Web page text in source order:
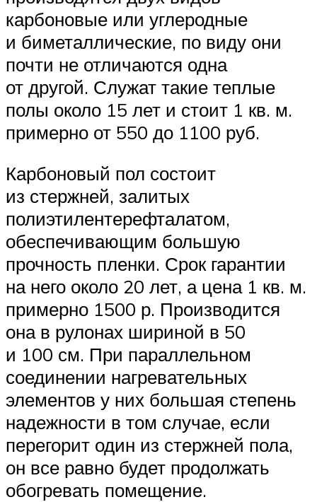
карбоновые или углеродные
и биметаллические, по виду они
почти не отличаются одна
от другой. Служат такие теплые
полы около 15 лет и стоит 1 кв. м.
примерно от 550 до 1100 руб.
Карбоновый пол состоит
из стержней, залитых
полиэтилентерефталатом,
обеспечивающим большую
прочность пленки. Срок гарантии
на него около 20 лет, а цена 1 кв. м.
примерно 1500 р. Производится
она в рулонах шириной в 50
и 100 см. При параллельном
соединении нагревательных
элементов у них большая степень
надежности в том случае, если
перегорит один из стержней пола,
он все равно будет продолжать
обогревать помещение.